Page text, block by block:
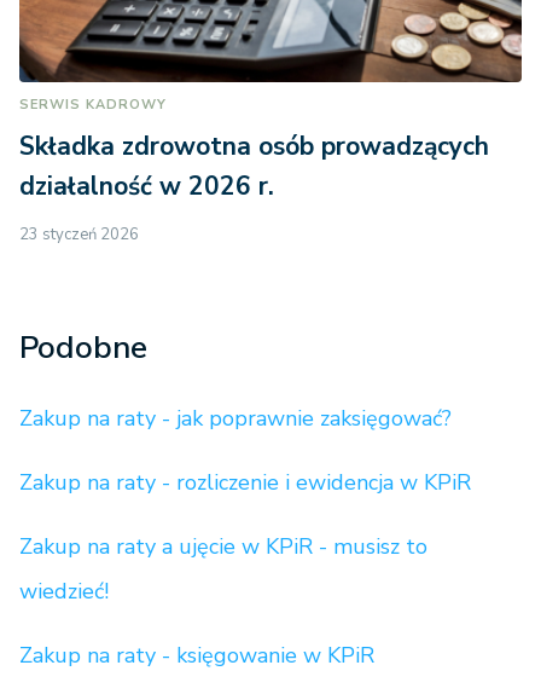
SERWIS KADROWY
Składka zdrowotna osób prowadzących
działalność w 2026 r.
23 styczeń 2026
Podobne
Zakup na raty - jak poprawnie zaksięgować?
Zakup na raty - rozliczenie i ewidencja w KPiR
Zakup na raty a ujęcie w KPiR - musisz to
wiedzieć!
Zakup na raty - księgowanie w KPiR